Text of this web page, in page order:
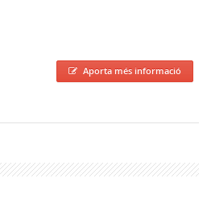
Aporta més informació